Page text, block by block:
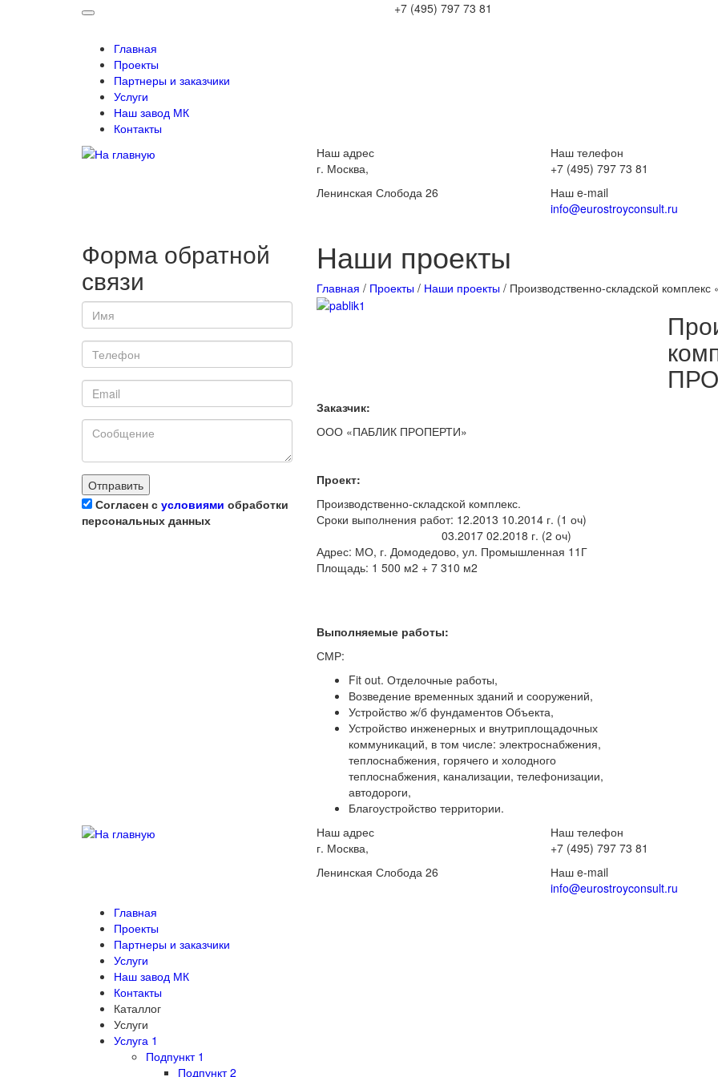
+7 (495) 797 73 81
Главная
Проекты
Партнеры и заказчики
Услуги
Наш завод МК
Контакты
Наш адрес
г. Москва,
Ленинская Слобода 26
Наш телефон
+7 (495) 797 73 81
Наш e-mail
info@eurostroyconsult.ru
Форма обратной
связи
Согласен с условиями обработки
персональных данных
Наши проекты
Главная / Проекты/ Наши проекты/ Производственно-складской
Заказчик:
ООО «ПАБЛИК ПРОПЕРТИ»
Проект:
Производственно-складской комплекс.
Сроки выполнения работ: 12.2013 10.2014 г. (1 оч)
03.2017 02.2018 г. (2 оч)
Адрес: МО, г. Домодедово, ул. Промышленная 11Г
Площадь: 1 500 м2 + 7 310 м2
Выполняемые работы:
СМР:
Fit out. Отделочные работы,
Возведение временных зданий и сооружений,
Устройство ж/б фундаментов Объекта,
Устройство инженерных и внутриплощадочных
коммуникаций, в том числе: электроснабжения,
теплоснабжения, горячего и холодного
теплоснабжения, канализации, телефонизации,
автодороги,
Благоустройство территории.
Наш адрес
г. Москва,
Ленинская Слобода 26
Наш телефон
+7 (495) 797 73 81
Наш e-mail
info@eurostroyconsult.ru
Главная
Проекты
Партнеры и заказчики
Услуги
Наш завод МК
Контакты
Каталлог
Услуги
Услуга 1
Подпункт 1
Подпункт 2